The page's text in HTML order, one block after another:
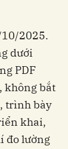
10/2025.
dưới
PDF
không bắt
trình bày
khai,
đo lường